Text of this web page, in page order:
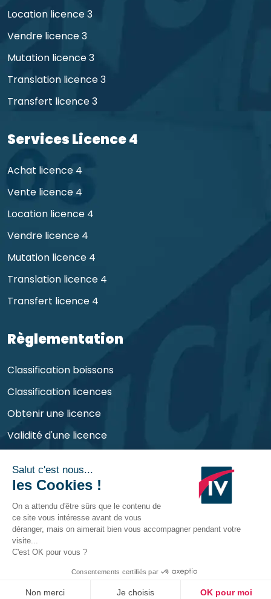
Location licence 3
Vendre licence 3
Mutation licence 3
Translation licence 3
Transfert licence 3
Services Licence 4
Achat licence 4
Vente licence 4
Location licence 4
Vendre licence 4
Mutation licence 4
Translation licence 4
Transfert licence 4
Règlementation
Classification boissons
Classification licences
Obtenir une licence
Validité d'une licence
©CHR Consult2026 | Tous droits réservés et
Contactez-nous